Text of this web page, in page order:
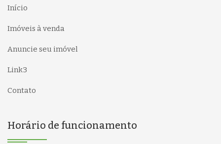
Início
Imóveis à venda
Anuncie seu imóvel
Link3
Contato
Horário de funcionamento